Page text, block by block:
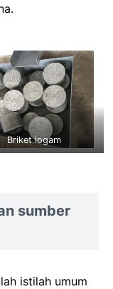
Briket logam
sumber
istilah umum